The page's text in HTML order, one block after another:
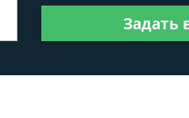
Задать